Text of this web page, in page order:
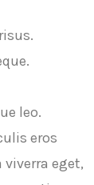
leo.
eros
eget,